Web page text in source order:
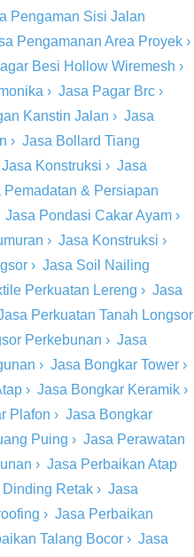
Pengaman Sisi Jalan
Pengamanan Area Proyek ›
Besi Hollow Wiremesh ›
› Jasa Pagar Brc ›
Kanstin Jalan › Jasa
› Jasa Bollard Tiang
Jasa Konstruksi › Jasa
Pemadatan & Persiapan
Jasa Pondasi Cakar Ayam ›
› Jasa Konstruksi ›
› Jasa Soil Nailing
Perkuatan Lereng › Jasa
Perkuatan Tanah Longsor
Perkebunan › Jasa
› Jasa Bongkar Tower ›
› Jasa Bongkar Keramik ›
Plafon › Jasa Bongkar
Puing › Jasa Perawatan
› Jasa Perbaikan Atap
Retak › Jasa
› Jasa Perbaikan
Talang Bocor › Jasa